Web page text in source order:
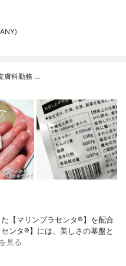
膚科勤務 …
【マリンプラセンタ®️】を配合
ンタ®️】には、美しさの基盤と
見る